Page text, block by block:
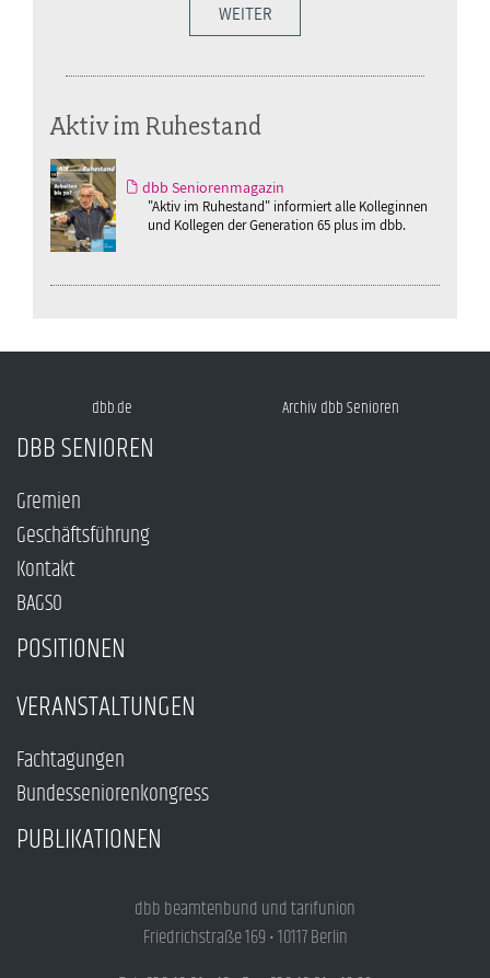
WEITER
Aktiv im Ruhestand
dbb Seniorenmagazin
"Aktiv im Ruhestand" informiert alle Kolleginnen
und Kollegen der Generation 65 plus im dbb.
dbb.de Archiv dbb Senioren
DBB SENIOREN
Gremien
Geschäftsführung
Kontakt
BAGSO
POSITIONEN
VERANSTALTUNGEN
Fachtagungen
Bundesseniorenkongress
PUBLIKATIONEN
dbb beamtenbund und tarifunion
Friedrichstraße 169 • 10117 Berlin